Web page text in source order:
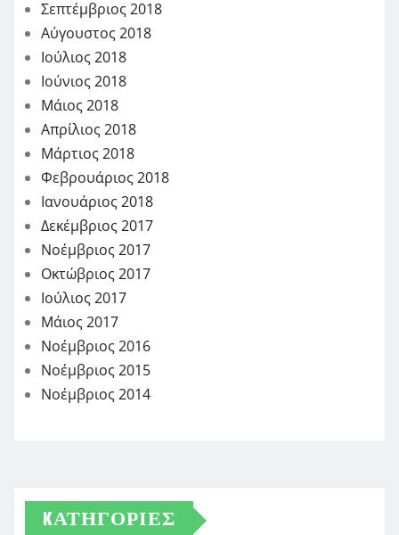
Σεπτέμβριος 2018
Αύγουστος 2018
Ιούλιος 2018
Ιούνιος 2018
Μάιος 2018
Απρίλιος 2018
Μάρτιος 2018
Φεβρουάριος 2018
Ιανουάριος 2018
Δεκέμβριος 2017
Νοέμβριος 2017
Οκτώβριος 2017
Ιούλιος 2017
Μάιος 2017
Νοέμβριος 2016
Νοέμβριος 2015
Νοέμβριος 2014
KΑΤΗΓΟΡΊΕΣ